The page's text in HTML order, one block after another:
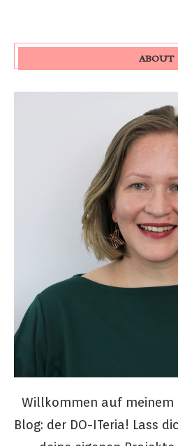
ABOUT
Willkommen auf meinem
Blog: der DO-ITeria! Lass